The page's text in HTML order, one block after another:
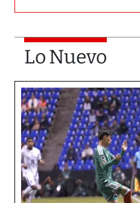
Lo Nuevo